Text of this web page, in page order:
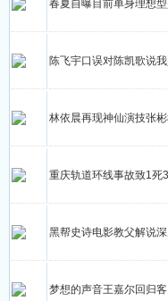
春夏自曝目前单身理想
陈飞宇口误对陈凯歌说
林依晨再现神仙演技张
重庆轨道环线事故致1死
黑帮史诗电影教父解说
梦想的声音王嘉尔回归